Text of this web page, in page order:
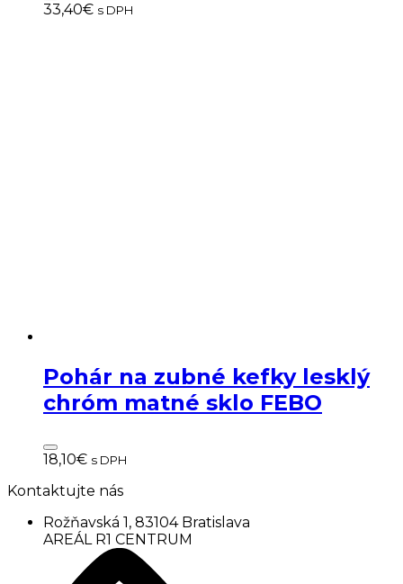
33,40€ s DPH
Pohár na zubné kefky lesklý
chróm matné sklo FEBO
18,10€ s DPH
Kontaktujte nás
Rožňavská 1, 83104 Bratislava
AREÁL R1 CENTRUM